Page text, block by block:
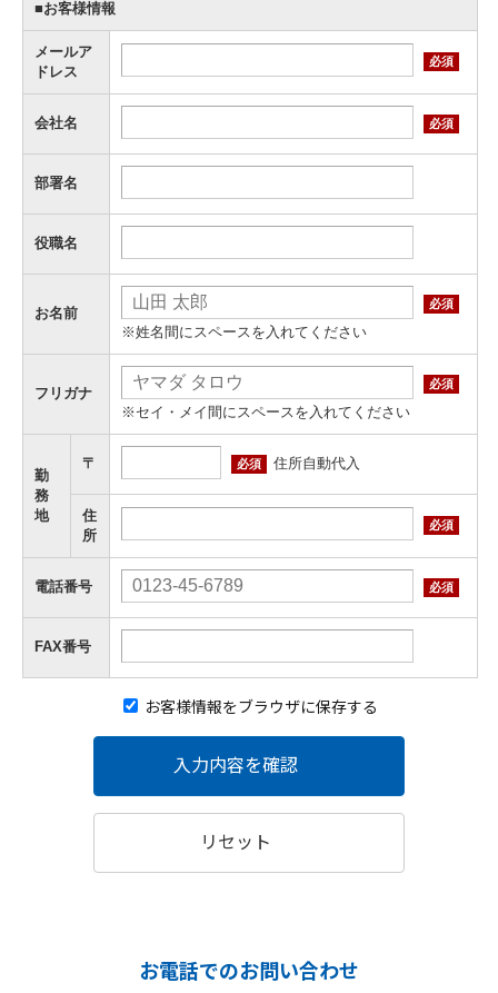
■お客様情報
メールア
ドレス
必須
会社名 必須
部署名
役職名
お名前
必須
※姓名間にスペースを入れてください
フリガナ
必須
※セイ・メイ間にスペースを入れてください
勤
務
地
〒 必須 住所自動代入
住
所
必須
電話番号 必須
FAX番号
お客様情報をブラウザに保存する
入力内容を確認
リセット
お電話でのお問い合わせ